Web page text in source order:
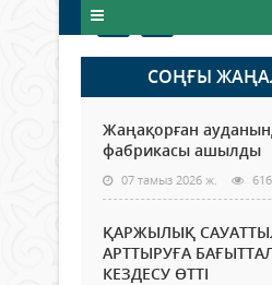
СОҢҒЫ
Жаңақорған
фабрикасы ашылды
07 тамыз 2026 ж. 616
ҚАРЖЫЛЫҚ
АРТТЫРУҒА
КЕЗДЕСУ ӨТТІ